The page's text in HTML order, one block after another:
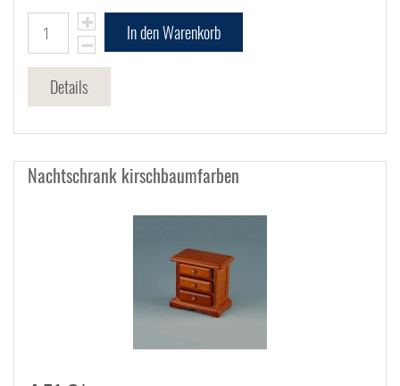
In den Warenkorb
Details
Nachtschrank kirschbaumfarben